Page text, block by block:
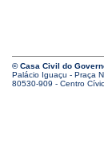
© Casa Civil do
Palácio Iguaçu - Praça
80530-909 - Centro